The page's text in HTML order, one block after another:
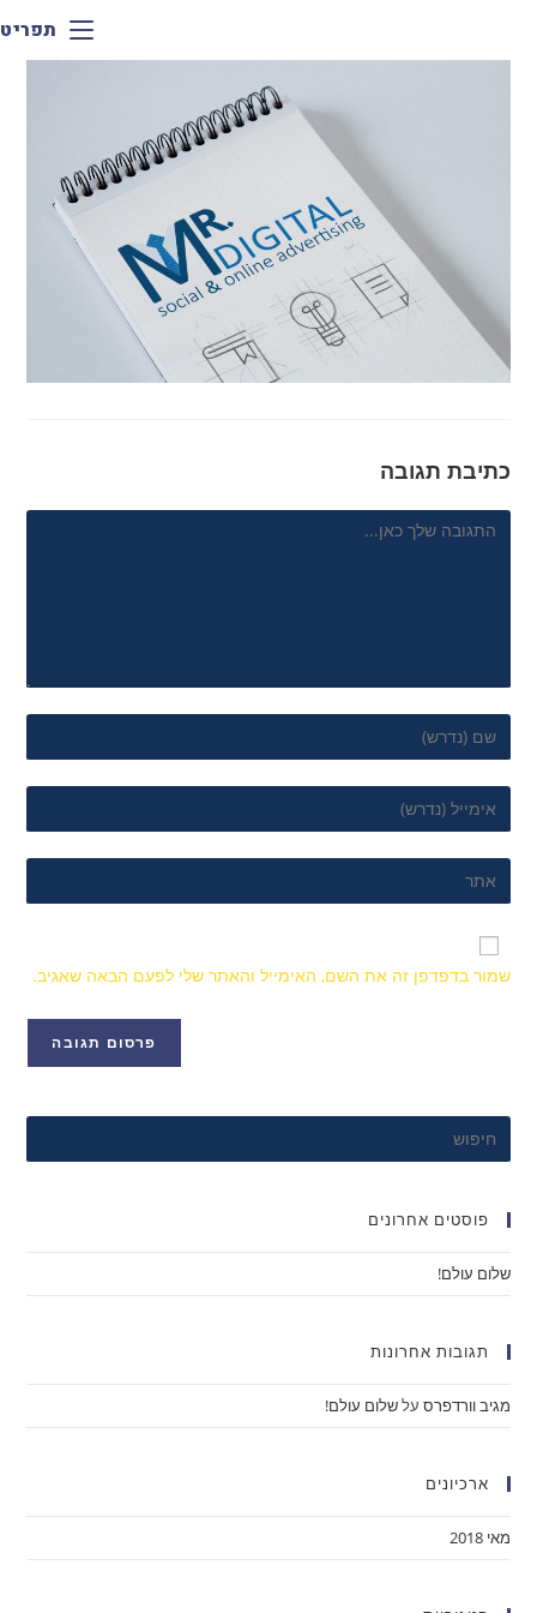
תפריט
כתיבת תגובה
שמור בדפדפן זה את השם, האימייל והאתר שלי לפעם הבאה שאגיב.
פוסטים אחרונים
שלום עולם!
תגובות אחרונות
מגיב וורדפרס עלשלום עולם!
ארכיונים
מאי 2018